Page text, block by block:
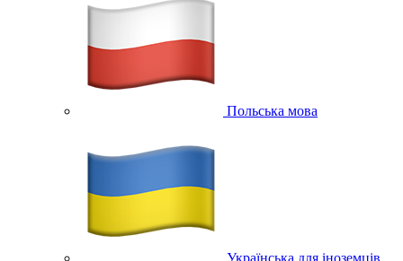
Польська мова
Українська для іноземців